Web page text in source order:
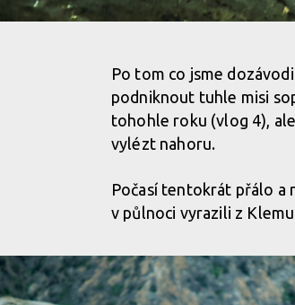
Video: Matěj Charvát - Volcano mission: Mount BROMO
Po tom co jsme
podniknout tuhle misi
tohohle roku (vlog 4),
vylézt nahoru.
Počasí tentokrát přálo a
v půlnoci vyrazili z